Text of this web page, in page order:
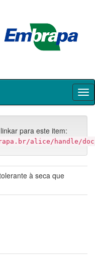
para este item:
alice/handle/doc/
à seca que